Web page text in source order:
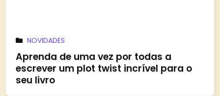
NOVIDADES
Aprenda de uma vez por todas a
escrever um plot twist incrível para o
seu livro